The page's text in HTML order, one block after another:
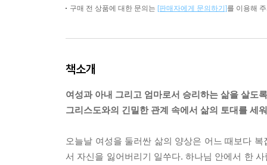
구매 전 상품에 대한 문의는 [판매자에게 문의하기]를 이용해
책소개
여성과 아내 그리고 엄마로서 승리하는 삶을 살도
그리스도와의 긴밀한 관계 속에서 삶의 토대를 세
오늘날 여성을 둘러싼 삶의 양상은 어느 때보다
서 자신을 잃어버리기 일쑤다. 하나님 안에서 한